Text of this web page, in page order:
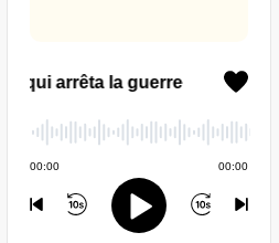
dans la préparation pendant
Plus il y a d'air, moins il y a de